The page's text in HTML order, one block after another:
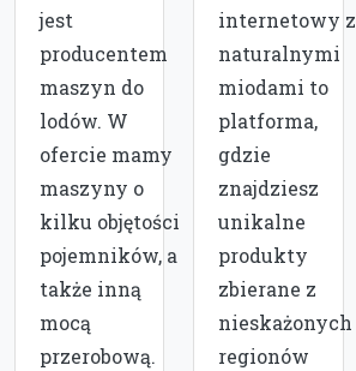
jest
producentem
maszyn do
lodów. W
ofercie mamy
maszyny o
kilku objętości
pojemników, a
także inną
mocą
przerobową.
internetowy z
naturalnymi
miodami to
platforma,
gdzie
znajdziesz
unikalne
produkty
zbierane z
nieskażonych
regionów